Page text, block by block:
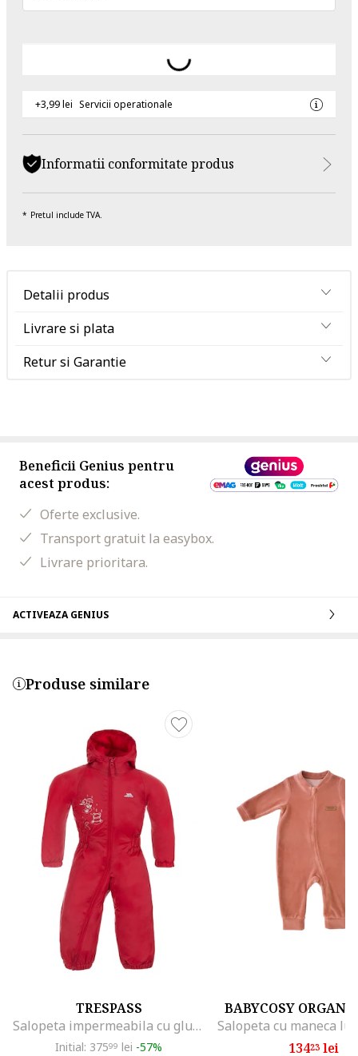
+3,99 lei Servicii operationale
Informatii conformitate produs
Pretul include TVA.
Detalii produs
Livrare si plata
Retur si Garantie
Beneficii Genius pentru
acest produs:
Oferte exclusive.
Transport gratuit la easybox.
Livrare prioritara.
ACTIVEAZA GENIUS
Produse similare
TRESPASS
Salopeta impermeabila cu gluga si vatelina Dripdrop, Rosu
Initial: 37599 lei -57%
BABYCOSY
13423lei